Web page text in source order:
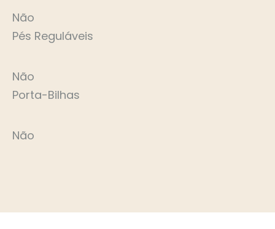
Não
Pés Reguláveis
Não
Porta-Bilhas
Não